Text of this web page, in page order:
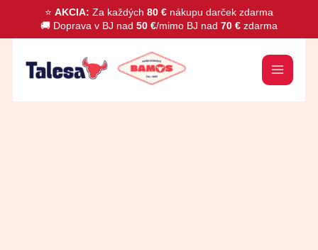
⭐ AKCIA: Za každých 80 € nákupu darček zdarma
🚚 Doprava v BJ nad 50 €/mimo BJ nad 70 € zdarma
Preskočiť
Biele
v